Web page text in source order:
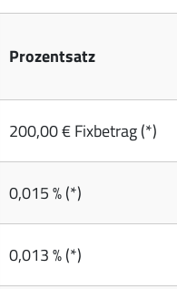
Prozentsatz
200,00 € Fixbetrag (*)
0,015 % (*)
0,013 % (*)